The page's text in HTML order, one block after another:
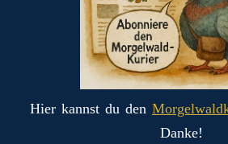
Hier kannst du den
Danke!